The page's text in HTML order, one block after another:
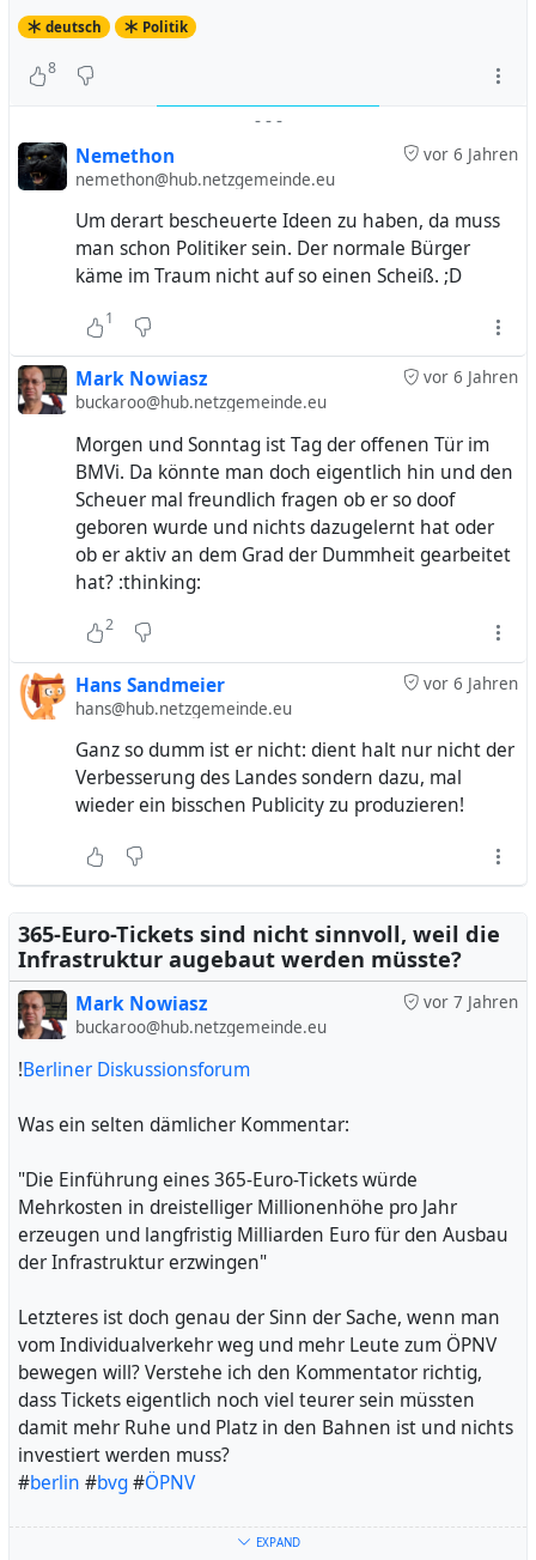
deutsch Politik
8
- - -
vor 6 Jahren
Nemethon
nemethon@hub.netzgemeinde.eu
Um derart bescheuerte Ideen zu haben, da muss
man schon Politiker sein. Der normale Bürger
käme im Traum nicht auf so einen Scheiß. ;D
1
vor 6 Jahren
Mark Nowiasz
buckaroo@hub.netzgemeinde.eu
Morgen und Sonntag ist Tag der offenen Tür im
BMVi. Da könnte man doch eigentlich hin und den
Scheuer mal freundlich fragen ob er so doof
geboren wurde und nichts dazugelernt hat oder
ob er aktiv an dem Grad der Dummheit gearbeitet
hat? :thinking:
2
vor 6 Jahren
Hans Sandmeier
hans@hub.netzgemeinde.eu
Ganz so dumm ist er nicht: dient halt nur nicht der
Verbesserung des Landes sondern dazu, mal
wieder ein bisschen Publicity zu produzieren!
365-Euro-Tickets sind nicht sinnvoll, weil die
Infrastruktur augebaut werden müsste?
vor 7 Jahren
Mark Nowiasz
buckaroo@hub.netzgemeinde.eu
!Berliner Diskussionsforum
Was ein selten dämlicher Kommentar:
"Die Einführung eines 365-Euro-Tickets würde
Mehrkosten in dreistelliger Millionenhöhe pro Jahr
erzeugen und langfristig Milliarden Euro für den Ausbau
der Infrastruktur erzwingen"
Letzteres ist doch genau der Sinn der Sache, wenn man
vom Individualverkehr weg und mehr Leute zum ÖPNV
bewegen will? Verstehe ich den Kommentator richtig,
dass Tickets eigentlich noch viel teurer sein müssten
damit mehr Ruhe und Platz in den Bahnen ist und nichts
investiert werden muss?
#berlin #bvg#ÖPNV
Tickets in Berlin müssen mehr als einen Euro pro Tag
EXPAND